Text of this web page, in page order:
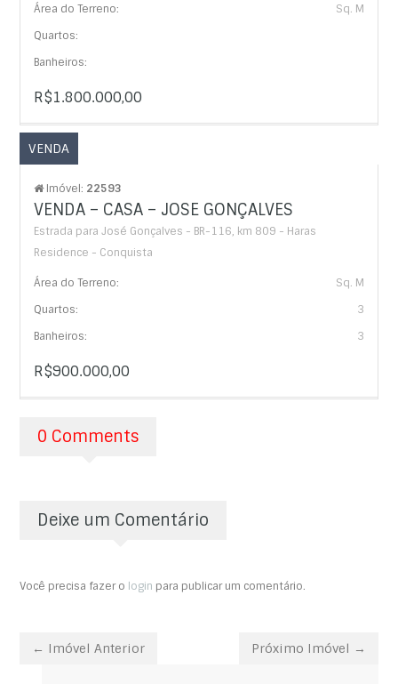
Área do Terreno:
Sq. M
Quartos:
Banheiros:
R$1.800.000,00
VENDA
Imóvel: 22593
VENDA – CASA – JOSE GONÇALVES
Estrada para José Gonçalves - BR-116, km 809 - Haras
Residence - Conquista
Área do Terreno:
Sq. M
Quartos:
3
Banheiros:
3
R$900.000,00
0 Comments
Deixe um Comentário
Você precisa fazer o login para publicar um comentário.
← Imóvel Anterior Próximo Imóvel →